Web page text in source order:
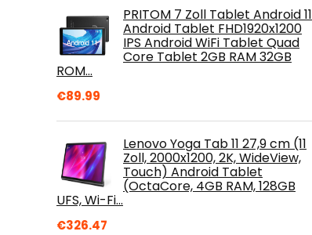
PRITOM 7 Zoll Tablet Android 11
Android Tablet FHD1920x1200
IPS Android WiFi Tablet Quad
Core Tablet 2GB RAM 32GB
ROM…
€89.99
Lenovo Yoga Tab 11 27,9 cm (11
Zoll, 2000x1200, 2K, WideView,
Touch) Android Tablet
(OctaCore, 4GB RAM, 128GB
UFS, Wi-Fi…
€326.47